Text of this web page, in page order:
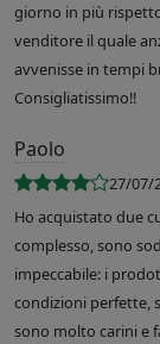
giorno in più
venditore il quale
avvenisse in tempi
Consigliatissimo!!
Paolo
27/07/
Ho acquistato due
complesso, sono
impeccabile: i
condizioni perfette,
sono molto carini e